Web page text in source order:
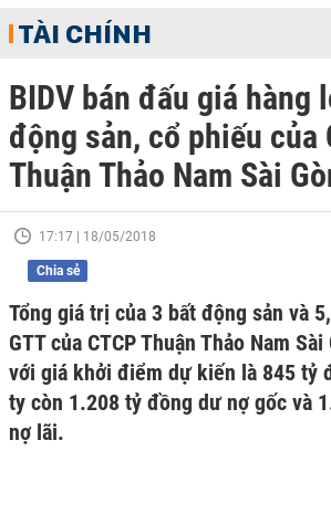
TÀI CHÍNH
BIDV bán đấu giá hàng
động sản, cổ phiếu của
Thuận Thảo Nam Sài
17:17 | 18/05/2018
Chia sẻ
Tổng giá trị của 3 bất động sản và
GTT của CTCP Thuận Thảo Nam
với giá khởi điểm dự kiến là 845 tỷ
ty còn 1.208 tỷ đồng dư nợ gốc và
nợ lãi.